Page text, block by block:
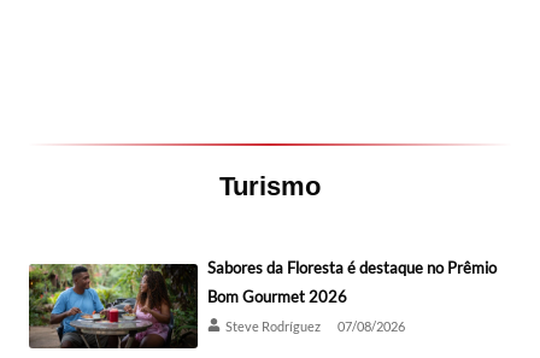
Turismo
Sabores da Floresta é destaque no Prêmio
Bom Gourmet 2026
Steve Rodríguez 07/08/2026